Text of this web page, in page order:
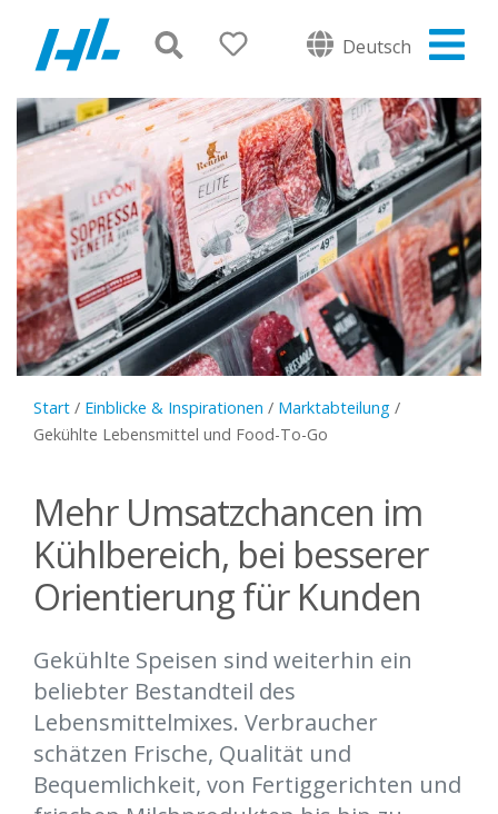
Deutsch
Start / Einblicke & Inspirationen / Marktabteilung /
Gekühlte Lebensmittel und Food-To-Go
Mehr Umsatzchancen im
Kühlbereich, bei besserer
Orientierung für Kunden
Gekühlte Speisen sind weiterhin ein
beliebter Bestandteil des
Lebensmittelmixes. Verbraucher
schätzen Frische, Qualität und
Bequemlichkeit, von Fertiggerichten und